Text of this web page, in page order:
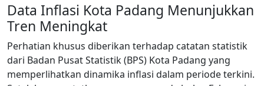
Data Inflasi Kota Padang Menunjukkan
Tren Meningkat
Perhatian khusus diberikan terhadap catatan statistik
dari Badan Pusat Statistik (BPS) Kota Padang yang
memperlihatkan dinamika inflasi dalam periode terkini.